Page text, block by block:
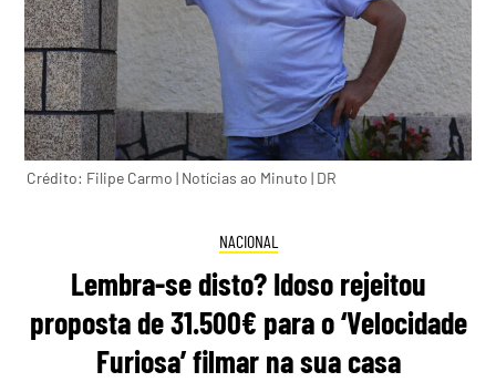
Crédito: Filipe Carmo | Notícias ao Minuto | DR
NACIONAL
Lembra-se disto? Idoso rejeitou
proposta de 31.500€ para o ‘Velocidade
Furiosa’ filmar na sua casa